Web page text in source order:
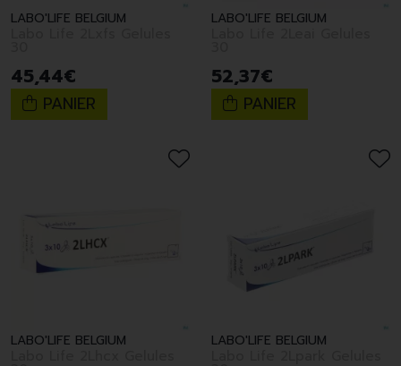
LABO'LIFE BELGIUM
45,44€
PANIER
LABO'LIFE BELGIUM
52,37€
PANIER
LABO'LIFE BELGIUM LABO'LIFE BELGIUM